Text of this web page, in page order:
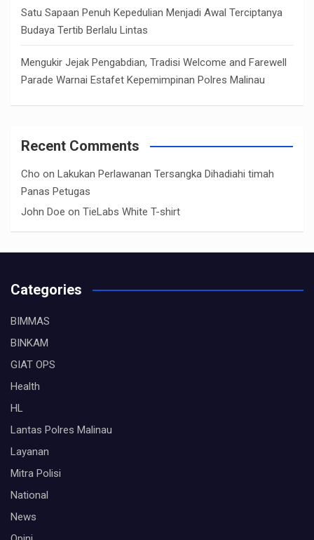
Satu Sapaan Penuh Kepedulian Menjadi Awal Terciptanya
Budaya Tertib Berlalu Lintas
Mengukir Jejak Pengabdian, Tradisi Welcome and Farewell
Parade Warnai Estafet Kepemimpinan Polres Malinau
Recent Comments
Cho on Lakukan Perlawanan Tersangka Dihadiahi timah
Panas Petugas
John Doe on TieLabs White T-shirt
Categories
BIMMAS
BINKAM
GIAT OPS
Health
HL
Lantas Polres Malinau
Layanan
Mitra Polisi
National
News